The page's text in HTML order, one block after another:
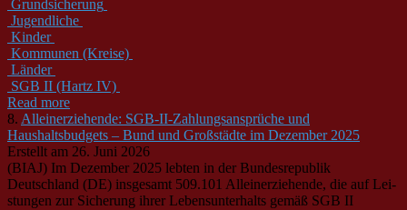
Grundsicherung
Jugendliche
Kinder
Kommunen (Kreise)
Länder
SGB II (Hartz IV)
Read more
8. Alleinerziehende: SGB-II-Zahlungsansprüche und
Haushaltsbudgets – Bund und Großstädte im Dezember 2025
Erstellt am 26. Juni 2026
(BIAJ) Im Dezember 2025 lebten in der Bundesrepublik
Deutschland (DE) insgesamt 509.101 Alleinerziehende, die auf Lei­
stungen zur Sicherung ihrer Lebensunterhalts gemäß SGB II